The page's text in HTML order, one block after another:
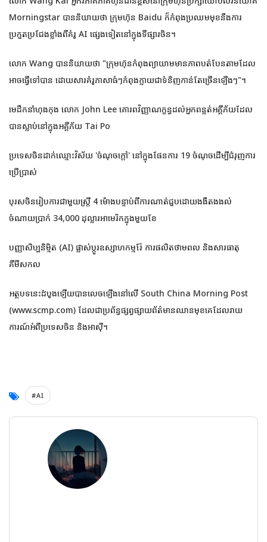
Morningstar បាននិយាយថា ក្រុមហ៊ុន Baidu ក៏កំពុងប្រឈមមុខនឹងការ
ប្រកួតប្រជែងខ្លាំងពីគំរូ AI ផ្សេងទៀតនៅក្នុងទីផ្សារចិន។
លោក Wang បាននិយាយថា "ក្រុមហ៊ុនកំពុងព្យាយាមមានភាពបត់បែនតាមដែល
អាចធ្វើទៅបាន ដោយសារគំរូភាសាធំៗកំពុងក្លាយជាទំនិញកាន់តែច្រើនឡើងៗ"។
មេដឹកនាំហុងកុង លោក John Lee គោរពវិញ្ញាណក្ខន្ធដល់អ្នកពន្លត់អគ្គីភ័យដែល
បានស្លាប់នៅក្នុងអគ្គីភ័យ Tai Po
ប្រទេសចិនដាក់ឈ្មោះវិស័យ 'ចំណុចក្តៅ' នៅក្នុងផែនការ 19 ចំណុចដើម្បីជំរុញការ
ប្រើប្រាស់
បុរសចិនរៀបការជាមួយស្ត្រី 4 ម៉ោងបន្ទាប់ពីការណាត់ជួបដោយងងឹតងងល់
ចំណាយប្រាក់ 34,000 ដុល្លារអាមេរិកក្នុងមួយខែ
បញ្ញាសិប្បនិម្មិត (AI) ផ្លាស់ប្តូរឧស្សាហកម្មរ៉ែ ការផលិតថាមពល និងសារធាតុ
គីមីសកល
អត្ថបទនេះដំបូងឡើយបានលេចឡើងនៅលើ South China Morning Post
(www.scmp.com) ដែលជាប្រព័ន្ធផ្សព្វផ្សាយព័ត៌មានឈានមុខគេដែលរាយ
ការណ៍អំពីប្រទេសចិន និងអាស៊ី។
#AI